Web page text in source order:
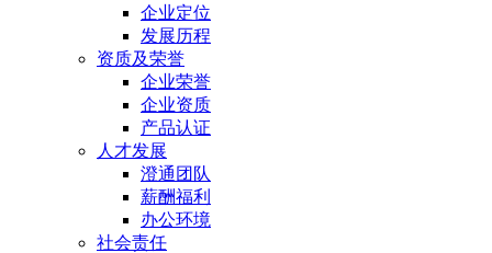
企业定位
发展历程
资质及荣誉
企业荣誉
企业资质
产品认证
人才发展
澄通团队
薪酬福利
办公环境
社会责任